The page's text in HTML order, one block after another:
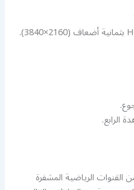
الرياضية المشفرة